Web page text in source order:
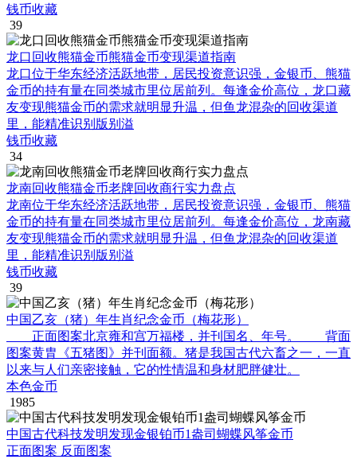
钱币收藏
39
龙口回收熊猫金币熊猫金币变现渠道指南
龙口位于华东经济活跃地带，居民投资意识强，金银币、熊猫
金币的持有量在同类城市里位居前列。每逢金价高位，龙口藏
友变现熊猫金币的需求就明显升温，但鱼龙混杂的回收渠道
里，能精准识别版别溢
钱币收藏
34
龙南回收熊猫金币老牌回收商行实力盘点
龙南位于华东经济活跃地带，居民投资意识强，金银币、熊猫
金币的持有量在同类城市里位居前列。每逢金价高位，龙南藏
友变现熊猫金币的需求就明显升温，但鱼龙混杂的回收渠道
里，能精准识别版别溢
钱币收藏
39
中国乙亥（猪）年生肖纪念金币（梅花形）
正面图案北京雍和宫万福楼，并刊国名、年号。 背面
图案黄胄《五猪图》并刊面额。猪是我国古代六畜之一，一直
以来与人们亲密接触，它的性情温和身材肥胖健壮。
本色金币
1985
中国古代科技发明发现金银铂币1盎司蝴蝶风筝金币
正面图案 反面图案